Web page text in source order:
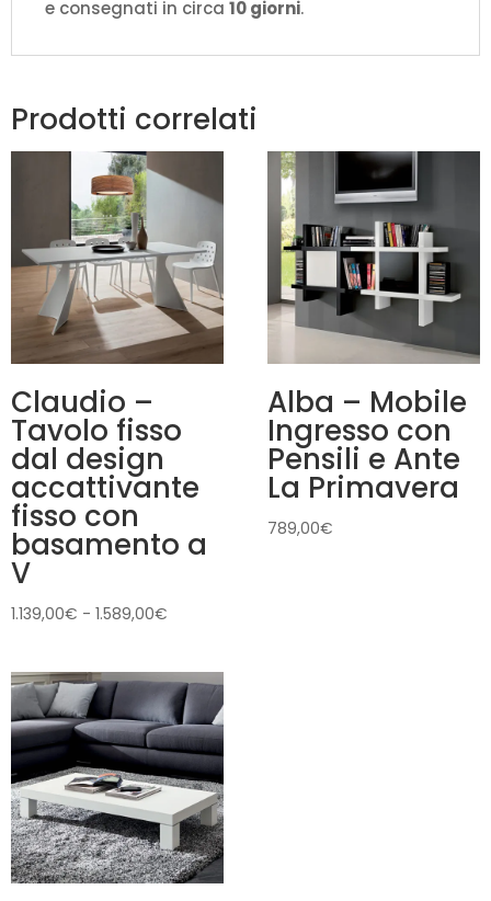
e consegnati in circa 10 giorni.
Prodotti correlati
Claudio –
Tavolo fisso
dal design
accattivante
fisso con
basamento a
V
1.139,00€ - 1.589,00€
da
1.139,00€
a
1.589,00€
Alba – Mobile
Ingresso con
Pensili e Ante
La Primavera
789,00€